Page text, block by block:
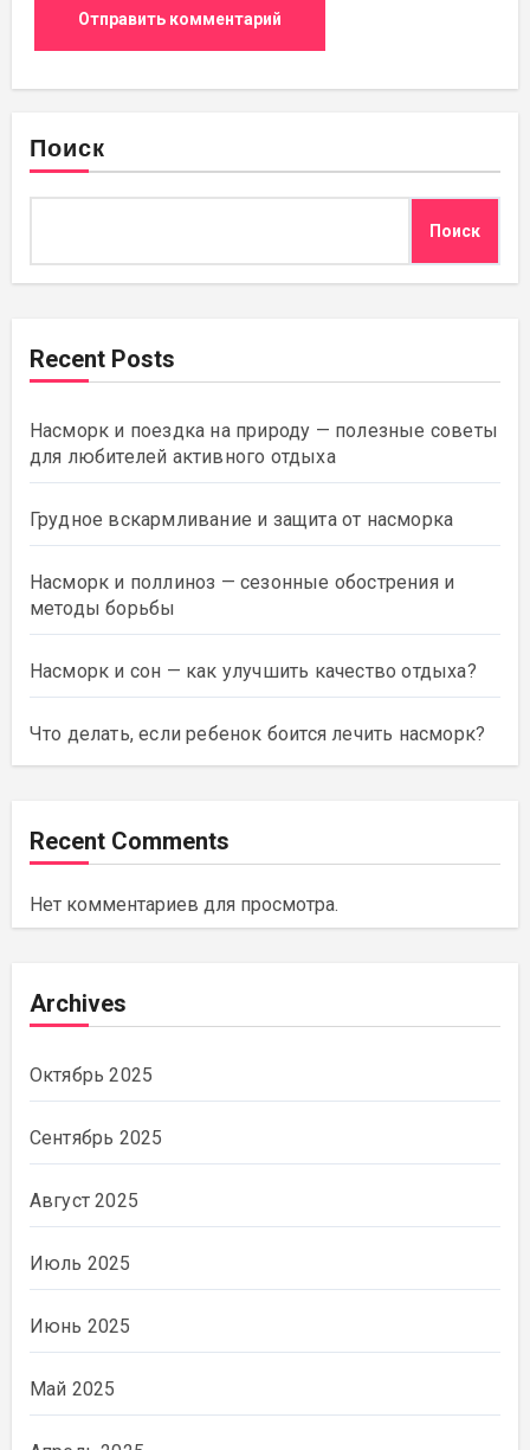
Поиск
Поиск
Recent Posts
Насморк и поездка на природу — полезные советы
для любителей активного отдыха
Грудное вскармливание и защита от насморка
Насморк и поллиноз — сезонные обострения и
методы борьбы
Насморк и сон — как улучшить качество отдыха?
Что делать, если ребенок боится лечить насморк?
Recent Comments
Нет комментариев для просмотра.
Archives
Октябрь 2025
Сентябрь 2025
Август 2025
Июль 2025
Июнь 2025
Май 2025